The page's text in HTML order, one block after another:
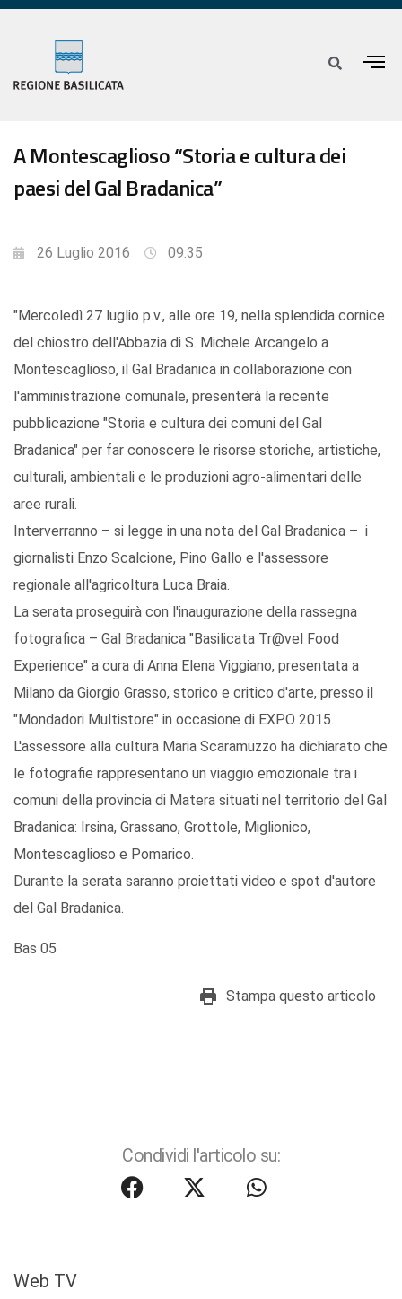
A Montescaglioso “Storia e cultura dei
paesi del Gal Bradanica”
26 Luglio 2016 09:35
"Mercoledì 27 luglio p.v., alle ore 19, nella splendida cornice
del chiostro dell'Abbazia di S. Michele Arcangelo a
Montescaglioso, il Gal Bradanica in collaborazione con
l'amministrazione comunale, presenterà la recente
pubblicazione "Storia e cultura dei comuni del Gal
Bradanica" per far conoscere le risorse storiche, artistiche,
culturali, ambientali e le produzioni agro-alimentari delle
aree rurali.
Interverranno – si legge in una nota del Gal Bradanica – i
giornalisti Enzo Scalcione, Pino Gallo e l'assessore
regionale all'agricoltura Luca Braia.
La serata proseguirà con l'inaugurazione della rassegna
fotografica – Gal Bradanica "Basilicata Tr@vel Food
Experience" a cura di Anna Elena Viggiano, presentata a
Milano da Giorgio Grasso, storico e critico d'arte, presso il
"Mondadori Multistore" in occasione di EXPO 2015.
L'assessore alla cultura Maria Scaramuzzo ha dichiarato che
le fotografie rappresentano un viaggio emozionale tra i
comuni della provincia di Matera situati nel territorio del Gal
Bradanica: Irsina, Grassano, Grottole, Miglionico,
Montescaglioso e Pomarico.
Durante la serata saranno proiettati video e spot d'autore
del Gal Bradanica.
Bas 05
Stampa questo articolo
Condividi l'articolo su:
Web TV